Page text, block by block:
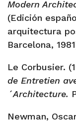
Modern
(Edición
arquitectura
Barcelona,
Le Corbusier.
de Entretien
´Architecture.
Newman,